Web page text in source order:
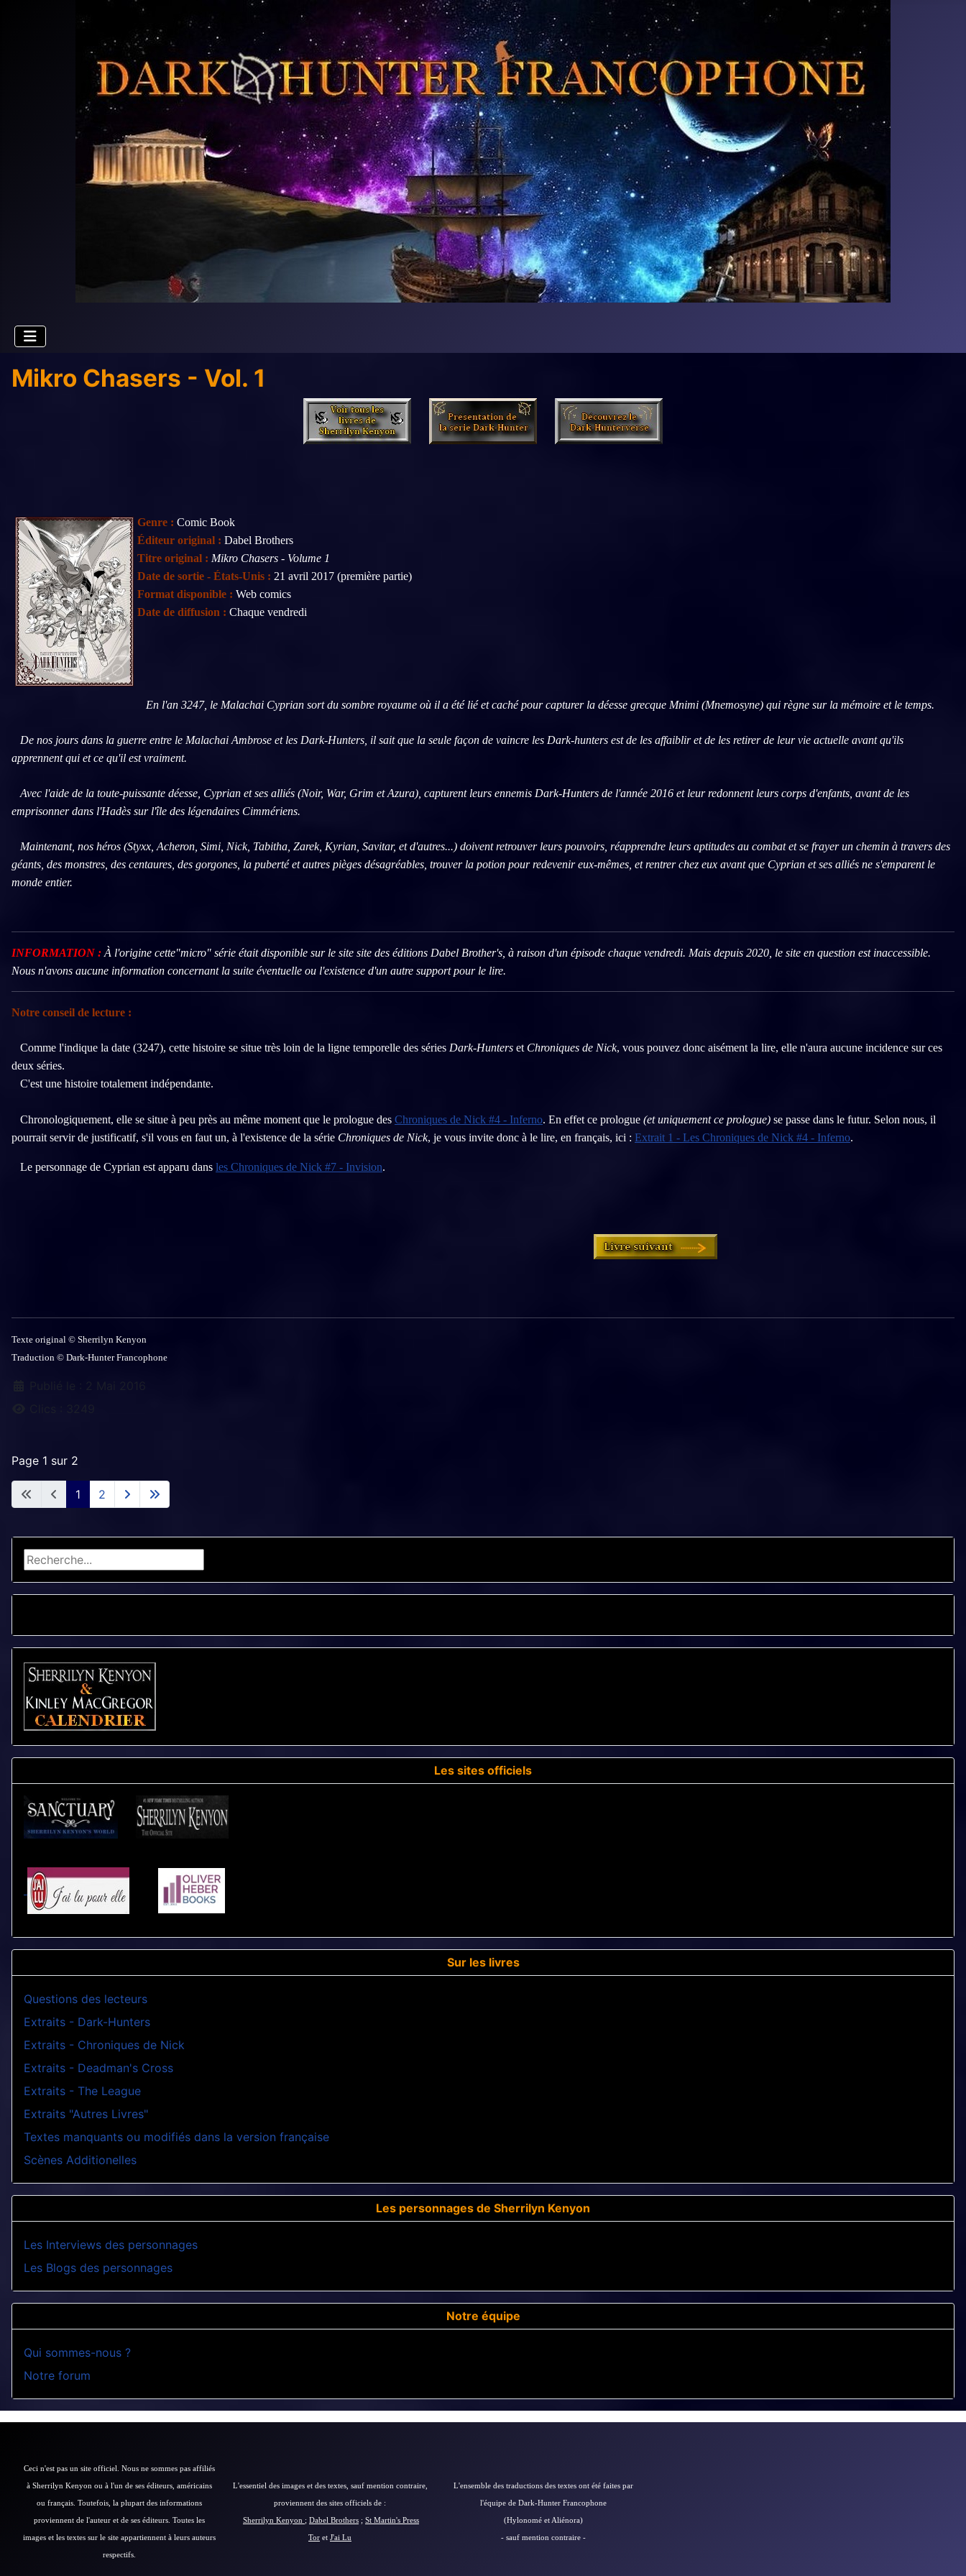
Rechercher
Les sites officiels
Sur les livres
Questions des lecteurs
Extraits - Dark-Hunters
Extraits - Chroniques de Nick
Extraits - Deadman's Cross
Extraits - The League
Extraits "Autres Livres"
Textes manquants ou modifiés dans la version française
Scènes Additionelles
Les personnages de Sherrilyn Kenyon
Les Interviews des personnages
Les Blogs des personnages
Notre équipe
Qui sommes-nous ?
Notre forum
Mikro Chasers - Vol. 1
Genre : Comic Book
Éditeur original : Dabel Brothers
Titre original : Mikro Chasers - Volume 1
Date de sortie - États-Unis : 21 avril 2017 (première partie)
Format disponible : Web comics
Date de diffusion : Chaque vendredi
En l'an 3247, le Malachai Cyprian sort du sombre royaume où il a été lié et caché pour capturer la déesse grecque Mnimi (Mnemosyne) qui règne sur la mémoire et le temps.
De nos jours dans la guerre entre le Malachai Ambrose et les Dark-Hunters, il sait que la seule façon de vaincre les Dark-hunters est de les affaiblir et de les retirer de leur vie actuelle avant qu'ils
apprennent qui et ce qu'il est vraiment.
Avec l'aide de la toute-puissante déesse, Cyprian et ses alliés (Noir, War, Grim et Azura), capturent leurs ennemis Dark-Hunters de l'année 2016 et leur redonnent leurs corps d'enfants, avant de les
emprisonner dans l'Hadès sur l'île des légendaires Cimmériens.
Maintenant, nos héros (Styxx, Acheron, Simi, Nick, Tabitha, Zarek, Kyrian, Savitar, et d'autres...) doivent retrouver leurs pouvoirs, réapprendre leurs aptitudes au combat et se frayer un chemin à travers des
géants, des monstres, des centaures, des gorgones, la puberté et autres pièges désagréables, trouver la potion pour redevenir eux-mêmes, et rentrer chez eux avant que Cyprian et ses alliés ne s'emparent le
monde entier.
INFORMATION : À l'origine cette"micro" série était disponible sur le site site des éditions Dabel Brother's, à raison d'un épisode chaque vendredi. Mais depuis 2020, le site en question est inaccessible.
Nous n'avons aucune information concernant la suite éventuelle ou l'existence d'un autre support pour le lire.
Notre conseil de lecture :
Comme l'indique la date (3247), cette histoire se situe très loin de la ligne temporelle des séries Dark-Hunters et Chroniques de Nick, vous pouvez donc aisément la lire, elle n'aura aucune incidence sur ces
deux séries.
C'est une histoire totalement indépendante.
Chronologiquement, elle se situe à peu près au même moment que le prologue des Chroniques de Nick #4 - Inferno. En effet ce prologue (et uniquement ce prologue) se passe dans le futur. Selon nous, il
pourrait servir de justificatif, s'il vous en faut un, à l'existence de la série Chroniques de Nick, je vous invite donc à le lire, en français, ici : Extrait 1 - Les Chroniques de Nick #4 - Inferno.
Le personnage de Cyprian est apparu dans les Chroniques de Nick #7 - Invision.
Texte original © Sherrilyn Kenyon
Traduction © Dark-Hunter Francophone
Page 1 sur 2
1 2
Ceci n'est pas un site officiel. Nous ne sommes pas affiliés
à Sherrilyn Kenyon ou à l'un de ses éditeurs, américains
ou français. Toutefois, la plupart des informations
proviennent de l'auteur et de ses éditeurs. Toutes les
images et les textes sur le site appartiennent à leurs auteurs
respectifs.
L'essentiel des images et des textes, sauf mention contraire,
proviennent des sites officiels de :
Sherrilyn Kenyon ; Dabel Brothers ; St Martin's Press
Tor et J'ai Lu
L'ensemble des traductions des textes ont été faites par
l'équipe de Dark-Hunter Francophone
(Hylonomé et Aliénora)
- sauf mention contraire -